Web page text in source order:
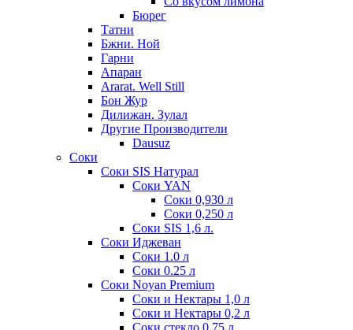
Бюрег
Татни
Бжни. Ной
Гарни
Апаран
Ararat. Well Still
Бон Жур
Дилижан. Зулал
Другие Производители
Dausuz
Соки
Соки SIS Натурал
Соки YAN
Соки 0,930 л
Соки 0,250 л
Соки SIS 1,6 л.
Соки Иджеван
Соки 1.0 л
Соки 0.25 л
Соки Noyan Premium
Соки и Нектары 1,0 л
Соки и Нектары 0,2 л
Соки стекло 0,75 л